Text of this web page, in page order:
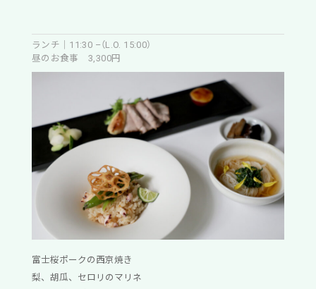
ランチ｜11:30 –（L.O. 15:00）
昼のお食事 3,300円
富士桜ポークの西京焼き
梨、胡瓜、セロリのマリネ